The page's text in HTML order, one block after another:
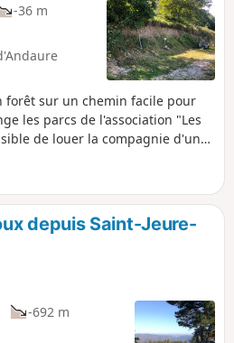
-36 m
forêt sur un chemin facile pour
les parcs de l'association "Les
de louer la compagnie d'un
depuis Saint-Jeure-
-692 m